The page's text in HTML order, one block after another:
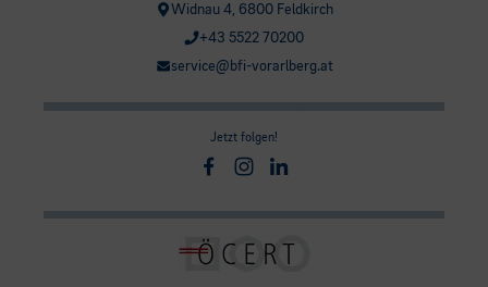
Widnau 4, 6800 Feldkirch
+43 5522 70200
service@bfi-vorarlberg.at
Jetzt folgen!
Facebook
Instagram
Linkedin